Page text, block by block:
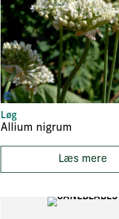
Løg
Allium nigrum
Læs mere